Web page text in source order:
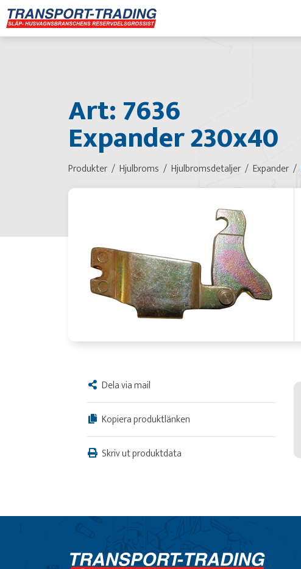
Art: 7636
Expander 230x40
Produkter Hjulbroms Hjulbromsdetaljer Expander
Dela via mail
Kopiera produktlänken
Skriv ut produktdata